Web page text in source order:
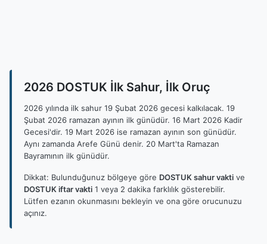
2026 DOSTUK İlk Sahur, İlk Oruç
2026 yılında ilk sahur 19 Şubat 2026 gecesi kalkılacak. 19
Şubat 2026 ramazan ayının ilk günüdür. 16 Mart 2026 Kadir
Gecesi'dir. 19 Mart 2026 ise ramazan ayının son günüdür.
Aynı zamanda Arefe Günü denir. 20 Mart'ta Ramazan
Bayramının ilk günüdür.
Dikkat: Bulunduğunuz bölgeye göre DOSTUK sahur vakti ve
DOSTUK iftar vakti 1 veya 2 dakika farklılık gösterebilir.
Lütfen ezanın okunmasını bekleyin ve ona göre orucunuzu
açınız.